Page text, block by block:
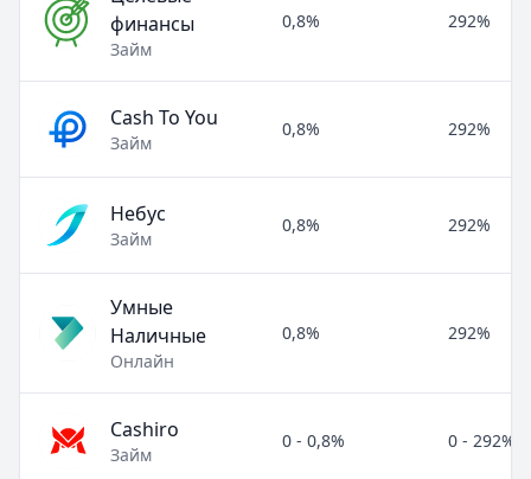
финансы
Займ
0,8% 292%
Cash To You
Займ
0,8% 292%
Небус
Займ
0,8% 292%
Умные
Наличные
Онлайн
0,8% 292%
Cashiro
Займ
0 - 0,8% 0 - 292%